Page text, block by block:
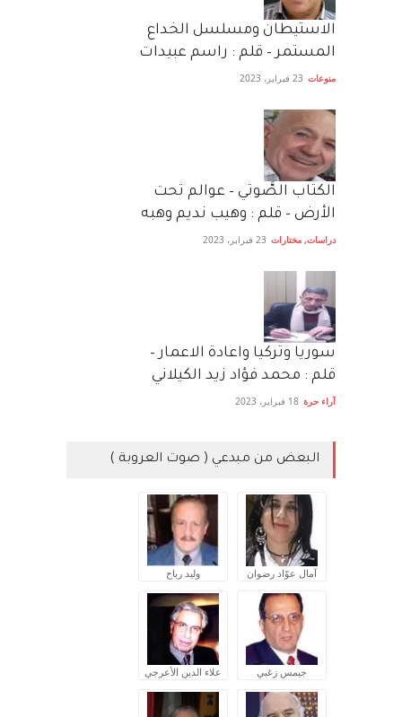
الاستيطان ومسلسل الخداع
المستمر – قلم : راسم عبيدات
منوعات 23 فبراير، 2023
الكتاب الصَّوتي – عوالم تحت
الأرض – قلم : وهيب نديم وهبه
دراسات, مختارات 23 فبراير، 2023
سوريا وتركيا واعادة الاعمار –
قلم : محمد فؤاد زيد الكيلاني
آراء حرة 18 فبراير، 2023
البعض من مبدعي ( صوت العروبة )
آمال عوّاد رضوان وليد رباح
جيمس زغبي علاء الدين الأعرجي